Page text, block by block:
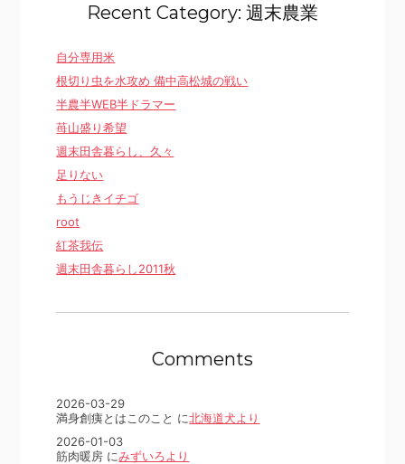
Recent Category: 週末農業
自分専用米
根切り虫を水攻め 備中高松城の戦い
半農半WEB半ドラマー
苺山盛り希望
週末田舎暮らし、久々
足りない
もうじきイチゴ
root
紅茶我伝
週末田舎暮らし2011秋
Comments
2026-03-29
満身創痍とはこのこと に北海道犬より
2026-01-03
筋肉暖房 にみずいろより